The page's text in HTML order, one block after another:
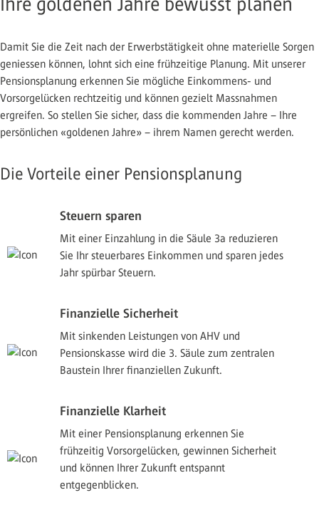
Damit Sie die Zeit nach der Erwerbstätigkeit ohne materielle Sorgen
geniessen können, lohnt sich eine frühzeitige Planung. Mit unserer
Pensionsplanung erkennen Sie mögliche Einkommens- und
Vorsorgelücken rechtzeitig und können gezielt Massnahmen
ergreifen. So stellen Sie sicher, dass die kommenden Jahre – Ihre
persönlichen «goldenen Jahre» – ihrem Namen gerecht werden.
Die Vorteile einer Pensionsplanung
Steuern sparen
Mit einer Einzahlung in die Säule 3a reduzieren
Sie Ihr steuerbares Einkommen und sparen jedes
Jahr spürbar Steuern.
Finanzielle Sicherheit
Mit sinkenden Leistungen von AHV und
Pensionskasse wird die 3. Säule zum zentralen
Baustein Ihrer finanziellen Zukunft.
Finanzielle Klarheit
Mit einer Pensionsplanung erkennen Sie
frühzeitig Vorsorgelücken, gewinnen Sicherheit
und können Ihrer Zukunft entspannt
entgegenblicken.